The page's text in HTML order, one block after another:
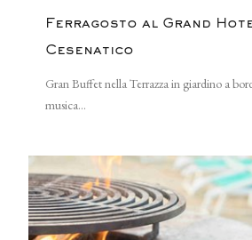
Ferragosto al Grand
Cesenatico
Gran Buffet nella Terrazza in giardino a
musica...